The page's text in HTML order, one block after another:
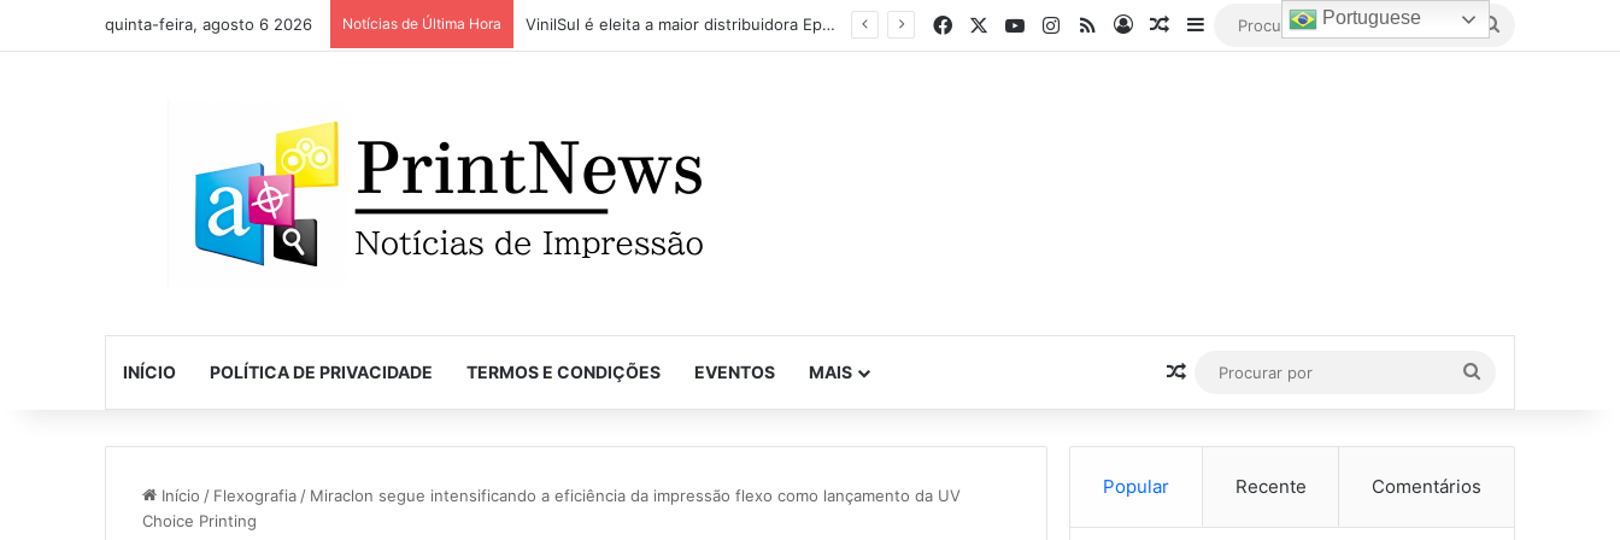
quinta-feira, agosto 6 2026 Notícias de Última Hora Mapel destaca versatilidade do poder da impressão na FuturePrint 2026 FacebookYouTubeInstagram
RSSEntrarArtigo aleatório
Barra Lateral
INÍCIO POLÍTICA DE PRIVACIDADE TERMOS E CONDIÇÕES EVENTOS MAIS Artigo aleatório
por
Início / Flexografia / Miraclon segue intensificando a eficiência da impressão flexo como lançamento da UV
Choice Printing
Popular Recente Comentários
Portuguese